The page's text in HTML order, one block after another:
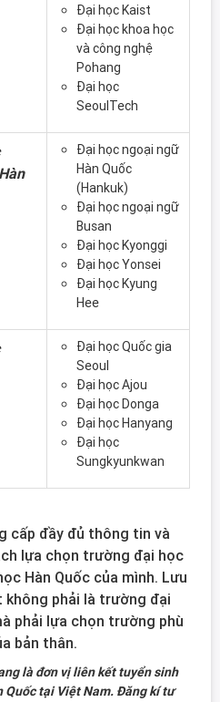
Đại học Kaist
Đại học khoa học
và công nghệ
Pohang
Đại học
SeoulTech
Đại học ngoại ngữ
Hàn Quốc
(Hankuk)
Đại học ngoại ngữ
Busan
Đại học Kyonggi
Đại học Yonsei
Đại học Kyung
Hee
Đại học Quốc gia
Seoul
Đại học Ajou
Đại học Donga
Đại học Hanyang
Đại học
Sungkyunkwan
cấp đầy đủ thông tin và
lựa chọn trường đại học
Hàn Quốc của mình. Lưu
phải là trường đại
phải lựa chọn trường phù
bản thân.
là đơn vị liên kết tuyển sinh
tại Việt Nam. Đăng kí tư